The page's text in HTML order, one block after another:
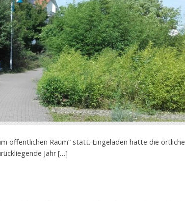
öffentlichen Raum“ statt. Eingeladen hatte die örtliche
Jahr […]